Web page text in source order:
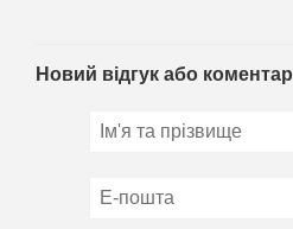
Новий відгук або коментар